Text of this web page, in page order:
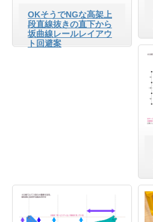
OKそうでNGな高架上
段直線抜きの直下から
坂曲線レールレイアウ
ト回避案